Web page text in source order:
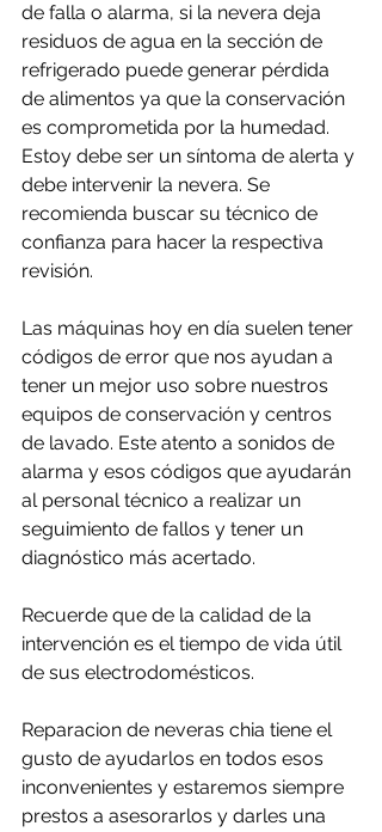
de falla o alarma, si la nevera deja
residuos de agua en la sección de
refrigerado puede generar pérdida
de alimentos ya que la conservación
es comprometida por la humedad.
Estoy debe ser un síntoma de alerta y
debe intervenir la nevera. Se
recomienda buscar su técnico de
confianza para hacer la respectiva
revisión.
Las máquinas hoy en día suelen tener
códigos de error que nos ayudan a
tener un mejor uso sobre nuestros
equipos de conservación y centros
de lavado. Este atento a sonidos de
alarma y esos códigos que ayudarán
al personal técnico a realizar un
seguimiento de fallos y tener un
diagnóstico más acertado.
Recuerde que de la calidad de la
intervención es el tiempo de vida útil
de sus electrodomésticos.
Reparacion de neveras chia tiene el
gusto de ayudarlos en todos esos
inconvenientes y estaremos siempre
prestos a asesorarlos y darles una